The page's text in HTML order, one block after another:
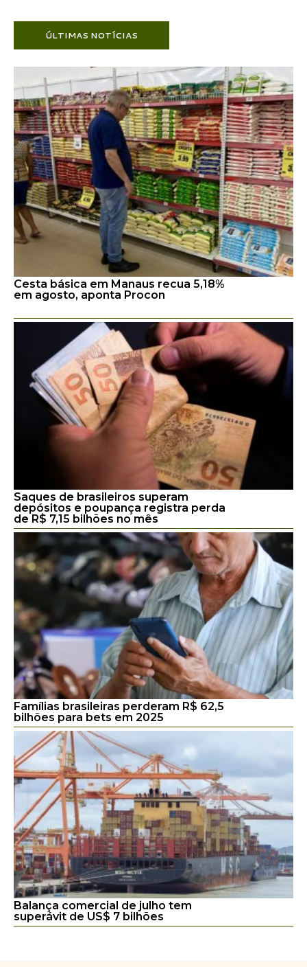
ÚLTIMAS NOTÍCIAS
Cesta básica em Manaus recua 5,18%
em agosto, aponta Procon
Saques de brasileiros superam
depósitos e poupança registra perda
de R$ 7,15 bilhões no mês
Famílias brasileiras perderam R$ 62,5
bilhões para bets em 2025
Balança comercial de julho tem
superávit de US$ 7 bilhões